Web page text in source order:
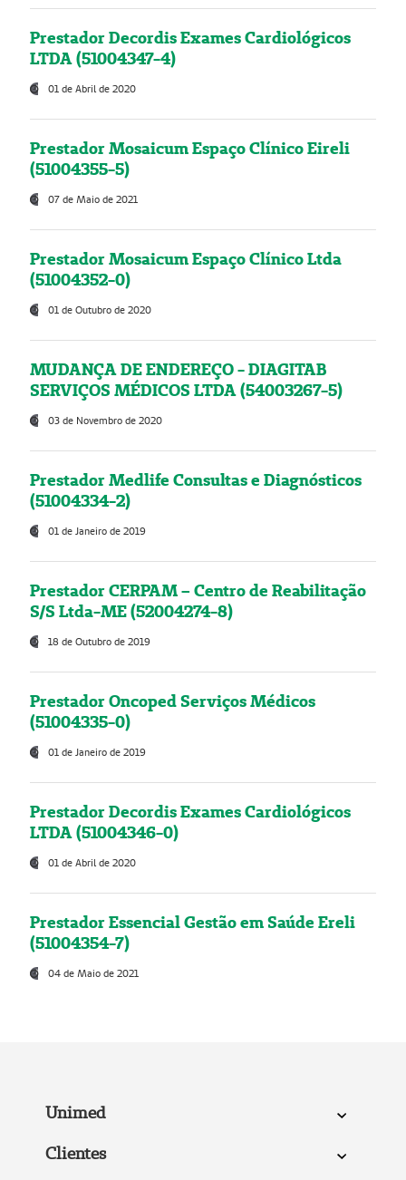
Prestador Decordis Exames Cardiológicos
LTDA (51004347-4)
01 de Abril de 2020
Prestador Mosaicum Espaço Clínico Eireli
(51004355-5)
07 de Maio de 2021
Prestador Mosaicum Espaço Clínico Ltda
(51004352-0)
01 de Outubro de 2020
MUDANÇA DE ENDEREÇO - DIAGITAB
SERVIÇOS MÉDICOS LTDA (54003267-5)
03 de Novembro de 2020
Prestador Medlife Consultas e Diagnósticos
(51004334-2)
01 de Janeiro de 2019
Prestador CERPAM – Centro de Reabilitação
S/S Ltda-ME (52004274-8)
18 de Outubro de 2019
Prestador Oncoped Serviços Médicos
(51004335-0)
01 de Janeiro de 2019
Prestador Decordis Exames Cardiológicos
LTDA (51004346-0)
01 de Abril de 2020
Prestador Essencial Gestão em Saúde Ereli
(51004354-7)
04 de Maio de 2021
Unimed
Clientes